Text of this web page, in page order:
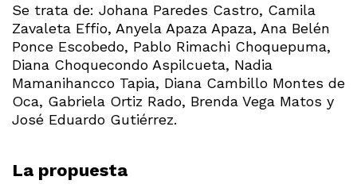
Se trata de: Johana Paredes Castro, Camila
Zavaleta Effio, Anyela Apaza Apaza, Ana Belén
Ponce Escobedo, Pablo Rimachi Choquepuma,
Diana Choquecondo Aspilcueta, Nadia
Mamanihancco Tapia, Diana Cambillo Montes de
Oca, Gabriela Ortiz Rado, Brenda Vega Matos y
José Eduardo Gutiérrez.
La propuesta